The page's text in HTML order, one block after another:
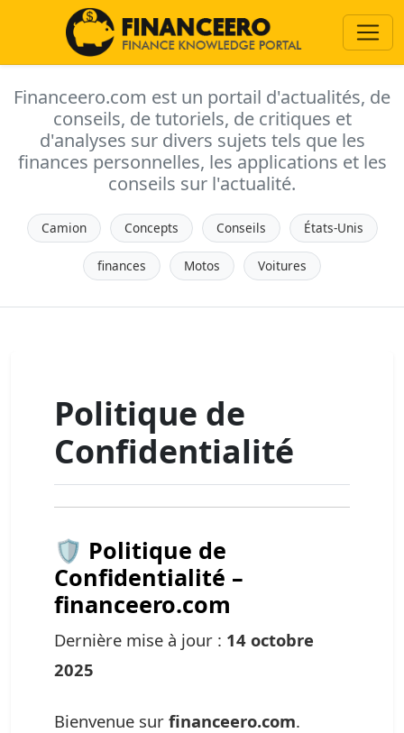
Financeero.com est un portail d'actualités, de
conseils, de tutoriels, de critiques et
d'analyses sur divers sujets tels que les
finances personnelles, les applications et les
conseils sur l'actualité.
Camion Concepts Conseils États-Unis
finances Motos Voitures
Politique de
Confidentialité
🛡️ Politique de
Confidentialité –
financeero.com
Dernière mise à jour : 14 octobre
2025
Bienvenue sur financeero.com.